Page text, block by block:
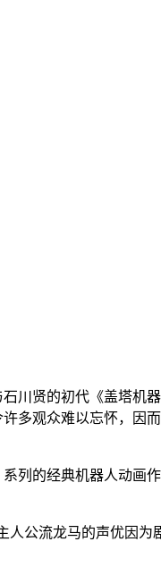
川贤的初代《盖塔
多观众难以忘怀，
列的经典机器人动
人公流龙马的声优因